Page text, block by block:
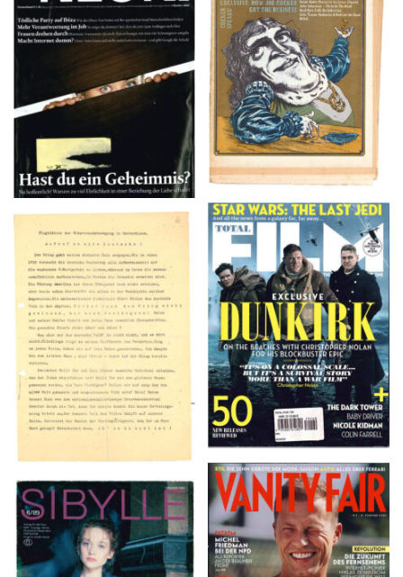
NEON – OKTOBER
2008
Crawdaddy – June/11/72
TOTAL FILM #260 –
SUMMER 2017
Flugblätter der Weissen
Rose – V, Januar 1943
VANITY FAIR – Nr. 7 –
8. Februar 2007
SIBYLLE 6/89